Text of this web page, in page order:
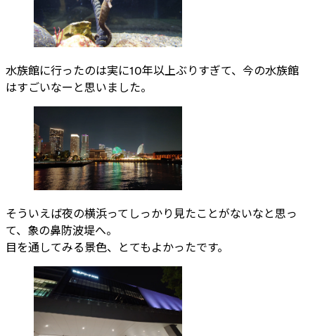
水族館に行ったのは実に10年以上ぶりすぎて、今の水族館
はすごいなーと思いました。
そういえば夜の横浜ってしっかり見たことがないなと思っ
て、象の鼻防波堤へ。
目を通してみる景色、とてもよかったです。